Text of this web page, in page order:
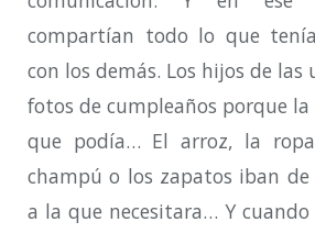
compartían todo lo que
con los demás. Los hijos de
fotos de cumpleaños porque
que podía… El arroz, la
champú o los zapatos iban
a la que necesitara… Y